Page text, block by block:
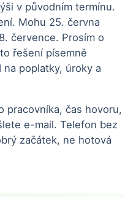
v původním termínu.
Mohu 25. června
července. Prosím o
řešení písemně
poplatky, úroky a
pracovníka, čas hovoru,
e-mail. Telefon bez
začátek, ne hotová